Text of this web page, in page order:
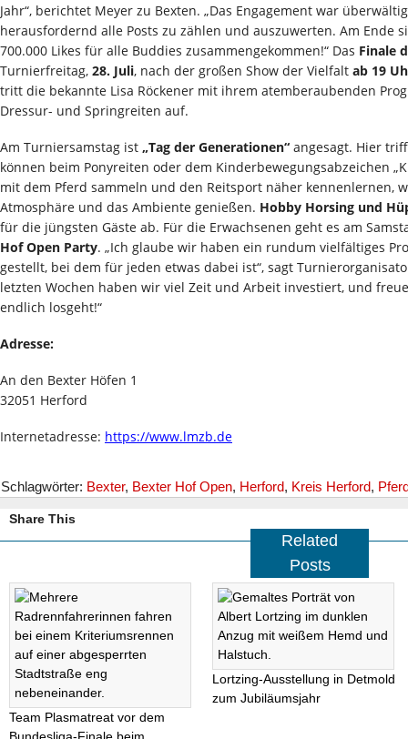
Jahr“, berichtet Meyer zu Bexten. „Das Engagement war
herausfordernd alle Posts zu zählen und auszuwerten. Am Ende
700.000 Likes für alle Buddies zusammengekommen!“ Das Finale
Turnierfreitag, 28. Juli, nach der großen Show der Vielfalt ab 19
tritt die bekannte Lisa Röckener mit ihrem atemberaubenden
Dressur- und Springreiten auf.
Am Turniersamstag ist „Tag der Generationen“ angesagt. Hier
können beim Ponyreiten oder dem Kinderbewegungsabzeichen
mit dem Pferd sammeln und den Reitsport näher kennenlernen,
Atmosphäre und das Ambiente genießen. Hobby Horsing und
für die jüngsten Gäste ab. Für die Erwachsenen geht es am
Hof Open Party. „Ich glaube wir haben ein rundum vielfältiges
gestellt, bei dem für jeden etwas dabei ist“, sagt
letzten Wochen haben wir viel Zeit und Arbeit investiert, und
endlich losgeht!“
Adresse:
An den Bexter Höfen 1
32051 Herford
Internetadresse: https://www.lmzb.de
Schlagwörter: Bexter, Bexter Hof Open, Herford, Kreis Herford,
Share This
Related
Posts
Team Plasmatreat vor dem
Lortzing-Ausstellung in Detmold
zum Jubiläumsjahr